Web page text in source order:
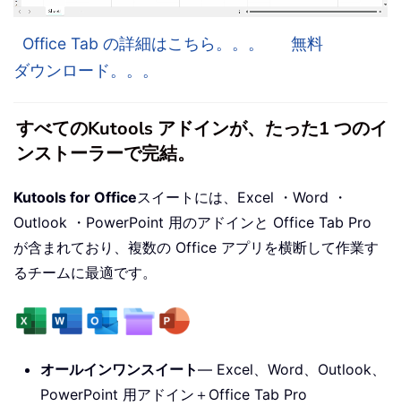
Office Tab の詳細はこちら。。。
無料
ダウンロード。。。
すべてのKutools アドインが、たった1 つのイ
ンストーラーで完結。
Kutools for Officeスイートには、Excel ・Word ・
Outlook ・PowerPoint 用のアドインと Office Tab Pro
が含まれており、複数の Office アプリを横断して作業す
るチームに最適です。
オールインワンスイート— Excel、Word、Outlook、
PowerPoint 用アドイン＋Office Tab Pro